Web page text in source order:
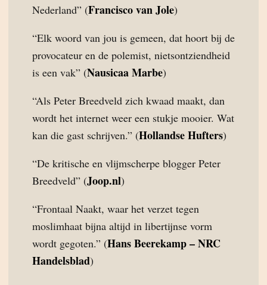
Nederland” (Francisco van Jole)
“Elk woord van jou is gemeen, dat hoort bij de
provocateur en de polemist, nietsontziendheid
is een vak” (Nausicaa Marbe)
“Als Peter Breedveld zich kwaad maakt, dan
wordt het internet weer een stukje mooier. Wat
kan die gast schrijven.” (Hollandse Hufters)
“De kritische en vlijmscherpe blogger Peter
Breedveld” (Joop.nl)
“Frontaal Naakt, waar het verzet tegen
moslimhaat bijna altijd in libertijnse vorm
wordt gegoten.” (Hans Beerekamp – NRC
Handelsblad)